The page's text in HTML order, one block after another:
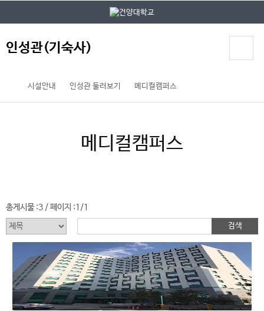
인성관(기숙사)
시설안내 인성관 둘러보기 메디컬캠퍼스
메디컬캠퍼스
총게시물 :3 /페이지 :1/1